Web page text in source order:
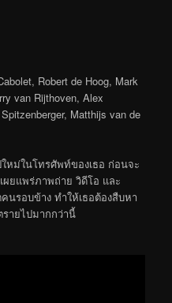
Robert de Hoog, Mark
van Rijthoven, Alex
Matthijs van de
หม่ในโทรศัพท์ของเธอ ก่อนจะ
ผยแพร่ภาพถ่าย วิดีโอ และ
นรอบข้าง ทำให้เธอต้องสืบหา
ายไปมากกว่านี้